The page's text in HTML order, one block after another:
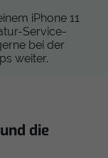
iPhone 11
Service-
bei der
weiter.
die